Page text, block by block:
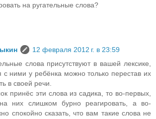
на ругательные слова?
12 февраля 2012 г. в 23:59
слова присутствуют в вашей лексике,
с ними у ребёнка можно только перестав их
в своей речи.
принёс эти слова из садика, то во-первых,
них слишком бурно реагировать, а во-
спокойно сказать, что вам такие слова не